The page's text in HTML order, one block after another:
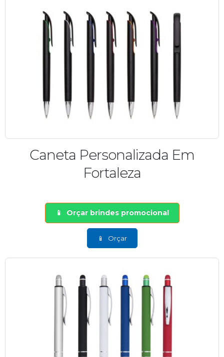
Caneta Personalizada Em
Fortaleza
Orçar brindes promocional
Orçar